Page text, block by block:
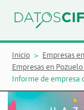
Inicio Empresas
Empresas en
Informe de empresa